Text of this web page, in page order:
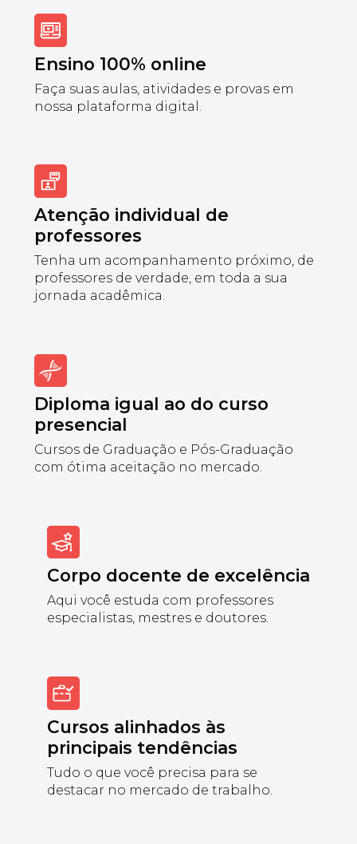
Ensino 100% online
Faça suas aulas, atividades e provas em
nossa plataforma digital.
Atenção individual de
professores
Tenha um acompanhamento próximo, de
professores de verdade, em toda a sua
jornada acadêmica.
Diploma igual ao do curso
presencial
Cursos de Graduação e Pós-Graduação
com ótima aceitação no mercado.
Corpo docente de excelência
Aqui você estuda com professores
especialistas, mestres e doutores.
Cursos alinhados às
principais tendências
Tudo o que você precisa para se
destacar no mercado de trabalho.